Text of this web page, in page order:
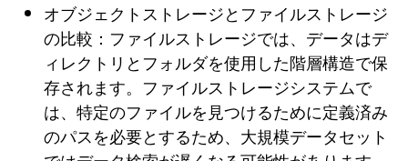
オブジェクトストレージとファイルストレージ
の比較：ファイルストレージでは、データはデ
ィレクトリとフォルダを使用した階層構造で保
存されます。ファイルストレージシステムで
は、特定のファイルを見つけるために定義済み
のパスを必要とするため、大規模データセット